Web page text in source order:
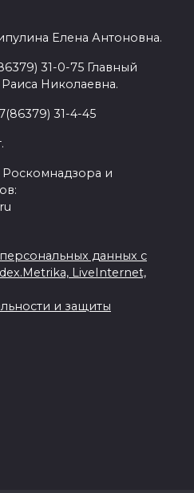
Елена Антоновна.
31-0-75 Главный
Николаевна.
31-4-45
Роскомнадзора и
данных с
LiveInternet,
и защиты